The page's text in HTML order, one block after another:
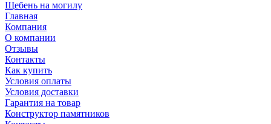
Щебень на могилу
Главная
Компания
О компании
Отзывы
Контакты
Как купить
Условия оплаты
Условия доставки
Гарантия на товар
Конструктор памятников